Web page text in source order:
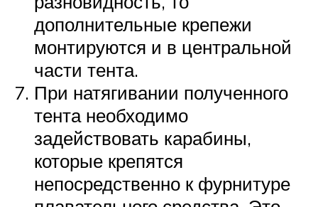
дополнительные крепежи
монтируются и в центральной
части тента.
При натягивании полученного
тента необходимо
задействовать карабины,
которые крепятся
непосредственно к фурнитуре